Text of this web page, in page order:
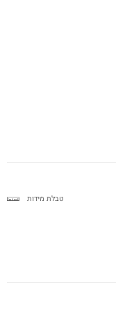
טבלת מידות